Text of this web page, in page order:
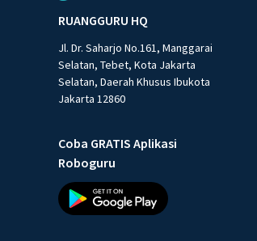
RUANGGURU HQ
Jl. Dr. Saharjo No.161, Manggarai
Selatan, Tebet, Kota Jakarta
Selatan, Daerah Khusus Ibukota
Jakarta 12860
Coba GRATIS Aplikasi
Roboguru